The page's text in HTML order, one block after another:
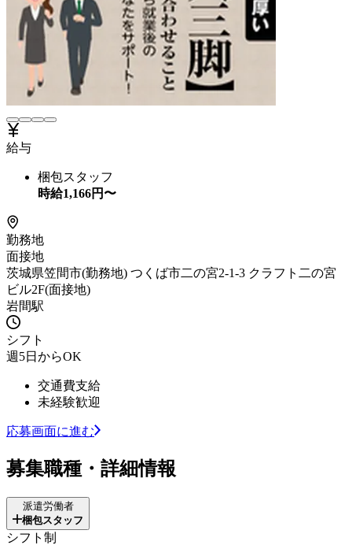
給与
梱包スタッフ
時給1,166円〜
勤務地
面接地
茨城県笠間市(勤務地) つくば市二の宮2-1-3 クラフト二の宮
ビル2F(面接地)
岩間駅
シフト
週5日からOK
交通費支給
未経験歓迎
応募画面に進む
募集職種・詳細情報
派遣労働者
梱包スタッフ
シフト制